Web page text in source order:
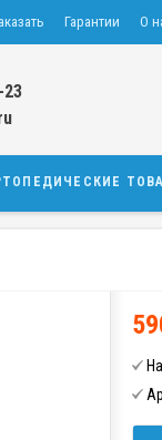
Гарантии О
23